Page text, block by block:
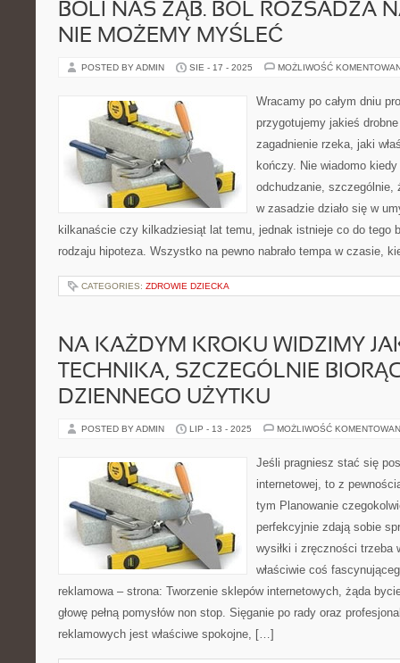
BOLI NAS ZĄB. BÓL ROZSADZA
NIE MOŻEMY MYŚLEĆ
POSTED BY ADMIN SIE - 17 - 2025 MOŻLIWOŚĆ
Wracamy po całym dniu
przygotujemy jakieś
zagadnienie rzeka, jaki
kończy. Nie wiadomo
odchudzanie, szczególnie,
w zasadzie działo się w
kilkanaście czy kilkadziesiąt lat temu, jednak istnieje co do tego
rodzaju hipoteza. Wszystko na pewno nabrało tempa w czasie,
CATEGORIES: ZDROWIE DZIECKA
NA KAŻDYM KROKU WIDZIMY
TECHNIKA, SZCZEGÓLNIE
DZIENNEGO UŻYTKU
POSTED BY ADMIN LIP - 13 - 2025 MOŻLIWOŚĆ
Jeśli pragniesz stać się
internetowej, to z
tym Planowanie
perfekcyjnie zdają sobie
wysiłki i zręczności trzeba
właściwie coś
reklamowa – strona: Tworzenie sklepów internetowych, żąda
głowę pełną pomysłów non stop. Sięganie po rady oraz
reklamowych jest właściwe spokojne, […]